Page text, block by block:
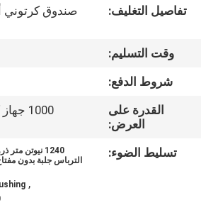
الجودة
اتصل
أخبار
تفاصيل التغليف:
صندوق كرتوني
وقت التسليم:
شروط الدفع:
القدرة على
العرض:
1000 جهاز كمبيوتر شخصى شهريا
تسليط الضوء:
,